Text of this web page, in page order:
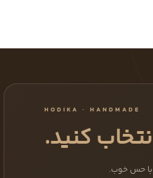
HODIKA · HANDMADE
کنید.
با حس خوب.